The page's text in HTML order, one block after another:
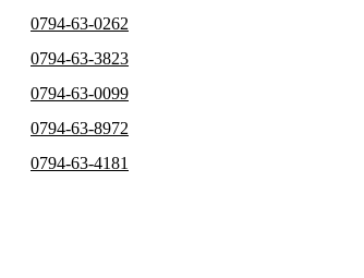
0794-63-0262
0794-63-3823
0794-63-0099
0794-63-8972
0794-63-4181